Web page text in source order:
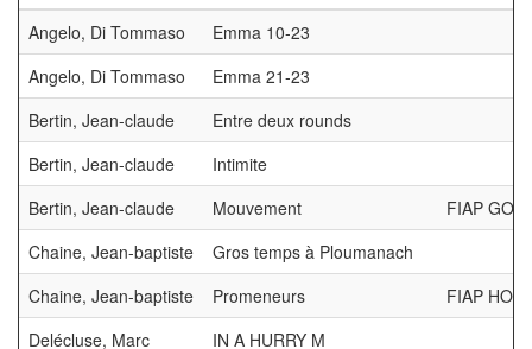
Angelo, Di Tommaso
Emma 10-23
Angelo, Di Tommaso
Emma 21-23
Bertin, Jean-claude
Entre deux rounds
Bertin, Jean-claude
Intimite
Bertin, Jean-claude
Mouvement
FIAP
Chaine, Jean-baptiste
Gros temps à Ploumanach
Chaine, Jean-baptiste
Promeneurs
FIAP
Delécluse, Marc
IN A HURRY M